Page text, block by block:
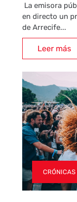
La emisora
en directo un
de Arrecife...
Leer más
CRÓNICAS